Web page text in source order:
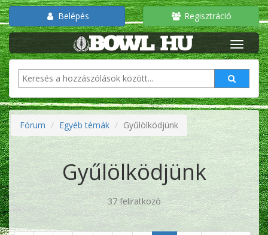
Belépés Regisztráció
Fórum Egyéb témák Gyűlölködjünk
Gyűlölködjünk
37 feliratkozó